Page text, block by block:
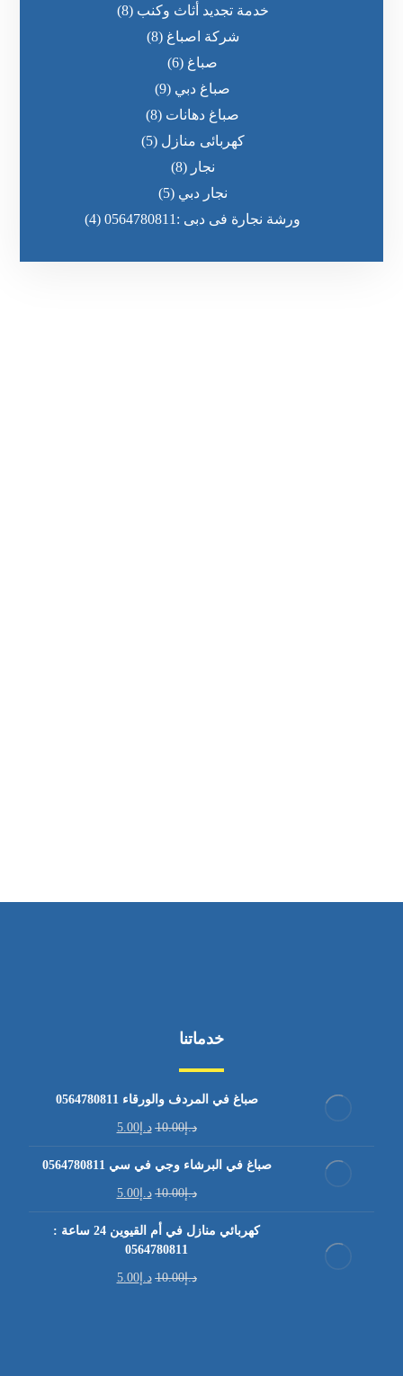
خدمة تجديد أثاث وكنب (8)
شركة اصباغ (8)
صباغ (6)
صباغ دبي (9)
صباغ دهانات (8)
كهربائى منازل (5)
نجار (8)
نجار دبي (5)
ورشة نجارة فى دبى :0564780811
(4)
خدماتنا
صباغ في المردف والورقاء 0564780811
د.إ10.00 د.إ5.00
صباغ في البرشاء وجي في سي 0564780811
د.إ10.00 د.إ5.00
كهربائي منازل في أم القيوين 24 ساعة :
0564780811
د.إ10.00 د.إ5.00